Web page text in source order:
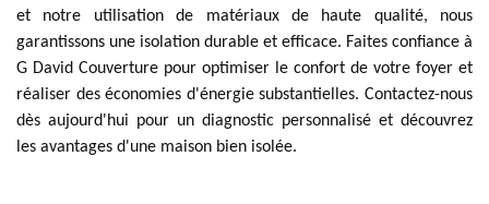
et notre utilisation de matériaux de haute qualité, nous
garantissons une isolation durable et efficace. Faites confiance à
G David Couverture pour optimiser le confort de votre foyer et
réaliser des économies d'énergie substantielles. Contactez-nous
dès aujourd'hui pour un diagnostic personnalisé et découvrez
les avantages d'une maison bien isolée.